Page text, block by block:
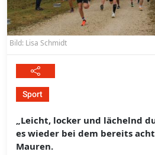
Bild: Lisa Schmidt
Sport
„Leicht, locker und lächelnd
es wieder bei dem bereits
Mauren.